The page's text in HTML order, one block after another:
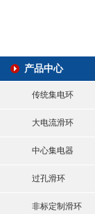
产品中心
传统集电环
大电流滑环
中心集电器
过孔滑环
非标定制滑环